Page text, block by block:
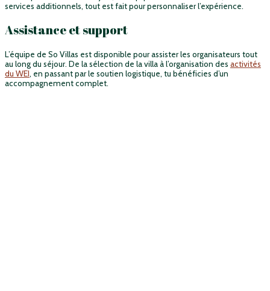
services additionnels, tout est fait pour personnaliser l’expérience.
Assistance et support
L’équipe de So Villas est disponible pour assister les organisateurs tout
au long du séjour. De la sélection de la villa à l’organisation des activités
du WEI, en passant par le soutien logistique, tu bénéficies d’un
accompagnement complet.